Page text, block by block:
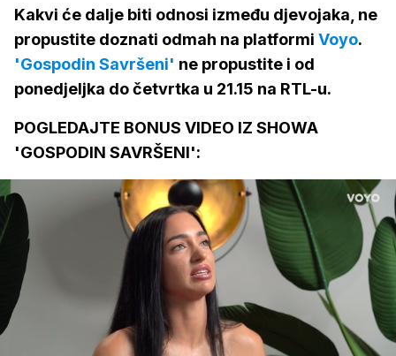
Kakvi će dalje biti odnosi između djevojaka, ne
propustite doznati odmah na platformi Voyo.
'Gospodin Savršeni' ne propustite i od
ponedjeljka do četvrtka u 21.15 na RTL-u.
POGLEDAJTE BONUS VIDEO IZ SHOWA
'GOSPODIN SAVRŠENI':